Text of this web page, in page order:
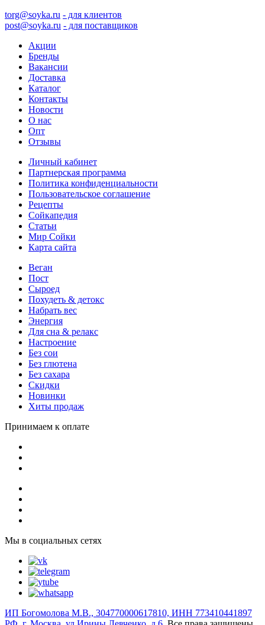
torg@soyka.ru - для клиентов
post@soyka.ru - для поставщиков
Акции
Бренды
Вакансии
Доставка
Каталог
Контакты
Новости
О нас
Опт
Отзывы
Личный кабинет
Партнерская программа
Политика конфиденциальности
Пользовательское соглашение
Рецепты
Сойкапедия
Статьи
Мир Сойки
Карта сайта
Веган
Пост
Сыроед
Похудеть & детокс
Набрать вес
Энергия
Для сна & релакс
Настроение
Без сои
Без глютена
Без сахара
Скидки
Новинки
Хиты продаж
Принимаем к оплате
Мы в социальных сетях
ИП Богомолова М.В., 304770000617810, ИНН 773410441897